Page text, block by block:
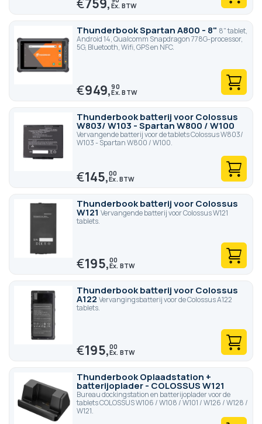
Thunderbook Spartan A800 - 8" 8" tablet,
Android 14, Qualcomm Snapdragon 778G-processor,
5G, Bluetooth, Wifi, GPS en NFC.
€949,90
Thunderbook batterij voor Colossus
W803/ W103 - Spartan W800 / W100
Vervangende batterij voor de tablets Colossus W803/
W103 - Spartan W800 / W100.
€145,00
Thunderbook batterij voor Colossus
W121 Vervangende batterij voor Colossus W121
tablets.
€195,00
Thunderbook batterij voor Colossus
A122 Vervangingsbatterij voor de Colossus A122
tablets.
€195,00
Thunderbook Oplaadstation +
batterijoplader - COLOSSUS W121
Bureau dockingstation en batterijoplader voor de
tablets COLOSSUS W106 / W108 / W101 / W126 / W128 /
W121.